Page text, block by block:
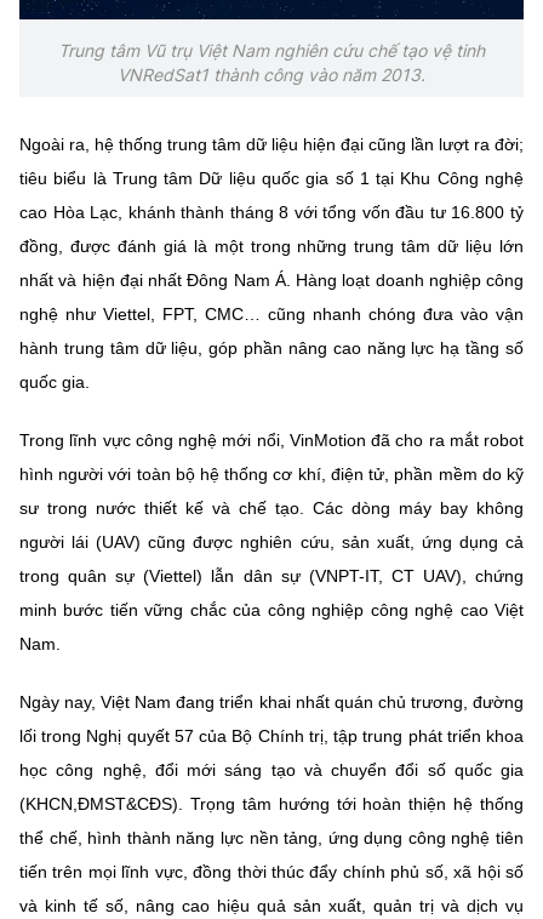
Trung tâm Vũ trụ Việt Nam nghiên cứu chế tạo vệ tinh
VNRedSat1 thành công vào năm 2013.
Ngoài ra, hệ thống trung tâm dữ liệu hiện đại cũng lần lượt ra đời;
tiêu biểu là Trung tâm Dữ liệu quốc gia số 1 tại Khu Công nghệ
cao Hòa Lạc, khánh thành tháng 8 với tổng vốn đầu tư 16.800 tỷ
đồng, được đánh giá là một trong những trung tâm dữ liệu lớn
nhất và hiện đại nhất Đông Nam Á. Hàng loạt doanh nghiệp công
nghệ như Viettel, FPT, CMC… cũng nhanh chóng đưa vào vận
hành trung tâm dữ liệu, góp phần nâng cao năng lực hạ tầng số
quốc gia.
Trong lĩnh vực công nghệ mới nổi, VinMotion đã cho ra mắt robot
hình người với toàn bộ hệ thống cơ khí, điện tử, phần mềm do kỹ
sư trong nước thiết kế và chế tạo. Các dòng máy bay không
người lái (UAV) cũng được nghiên cứu, sản xuất, ứng dụng cả
trong quân sự (Viettel) lẫn dân sự (VNPT-IT, CT UAV), chứng
minh bước tiến vững chắc của công nghiệp công nghệ cao Việt
Nam.
Ngày nay, Việt Nam đang triển khai nhất quán chủ trương, đường
lối trong Nghị quyết 57 của Bộ Chính trị, tập trung phát triển khoa
học công nghệ, đổi mới sáng tạo và chuyển đổi số quốc gia
(KHCN,ĐMST&CĐS). Trọng tâm hướng tới hoàn thiện hệ thống
thể chế, hình thành năng lực nền tảng, ứng dụng công nghệ tiên
tiến trên mọi lĩnh vực, đồng thời thúc đẩy chính phủ số, xã hội số
và kinh tế số, nâng cao hiệu quả sản xuất, quản trị và dịch vụ